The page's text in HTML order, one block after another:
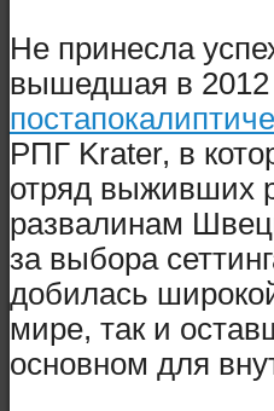
Не принесла
вышедшая в 2012
РПГ Krater, в
отряд выживших
развалинам
за выбора
добилась
мире, так и
основном для